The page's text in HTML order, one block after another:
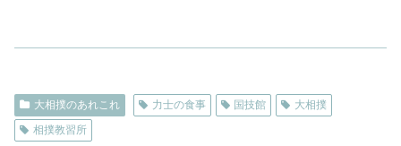
大相撲のあれこれ 力士の食事 国技館
大相撲
相撲教習所